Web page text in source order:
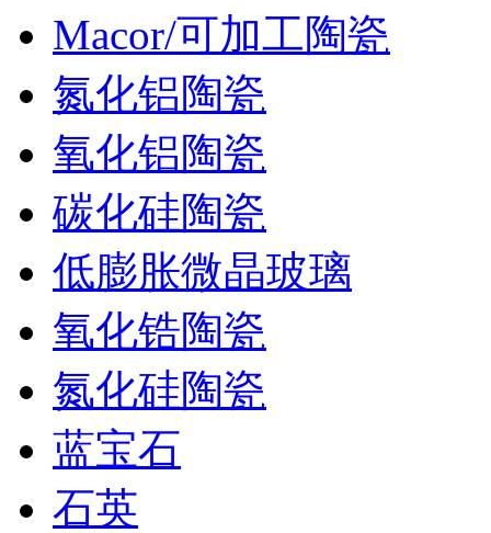
Macor/可加工陶瓷
氮化铝陶瓷
氧化铝陶瓷
碳化硅陶瓷
低膨胀微晶玻璃
氧化锆陶瓷
氮化硅陶瓷
蓝宝石
石英